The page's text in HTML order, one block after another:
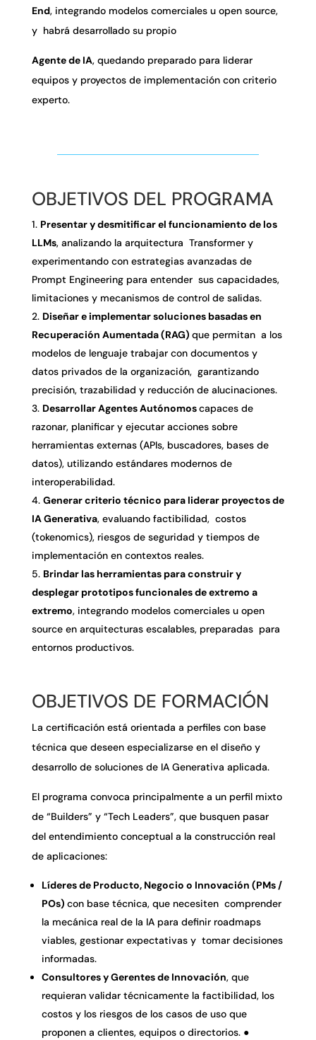
End, integrando modelos comerciales u open source,
y habrá desarrollado su propio
Agente de IA, quedando preparado para liderar
equipos y proyectos de implementación con criterio
experto.
OBJETIVOS DEL PROGRAMA
Presentar y desmitificar el funcionamiento de los
LLMs, analizando la arquitectura Transformer y
experimentando con estrategias avanzadas de
Prompt Engineering para entender sus capacidades,
limitaciones y mecanismos de control de salidas.
Diseñar e implementar soluciones basadas en
Recuperación Aumentada (RAG) que permitan a los
modelos de lenguaje trabajar con documentos y
datos privados de la organización, garantizando
precisión, trazabilidad y reducción de alucinaciones.
Desarrollar Agentes Autónomoscapaces de
razonar, planificar y ejecutar acciones sobre
herramientas externas (APIs, buscadores, bases de
datos), utilizando estándares modernos de
interoperabilidad.
Generar criterio técnico para liderar proyectos de
IA Generativa, evaluando factibilidad, costos
(tokenomics), riesgos de seguridad y tiempos de
implementación en contextos reales.
Brindar las herramientas para construir y
desplegar prototipos funcionales de extremo a
extremo, integrando modelos comerciales u open
source en arquitecturas escalables, preparadas para
entornos productivos.
OBJETIVOS DE FORMACIÓN
La certificación está orientada a perfiles con base
técnica que deseen especializarse en el diseño y
desarrollo de soluciones de IA Generativa aplicada.
El programa convoca principalmente a un perfil mixto
de “Builders” y “Tech Leaders”, que busquen pasar
del entendimiento conceptual a la construcción real
de aplicaciones:
Líderes de Producto, Negocio o Innovación (PMs /
POs) con base técnica, que necesiten comprender
la mecánica real de la IA para definir roadmaps
viables, gestionar expectativas y tomar decisiones
informadas.
Consultores y Gerentes de Innovación, que
requieran validar técnicamente la factibilidad, los
costos y los riesgos de los casos de uso que
proponen a clientes, equipos o directorios. ●